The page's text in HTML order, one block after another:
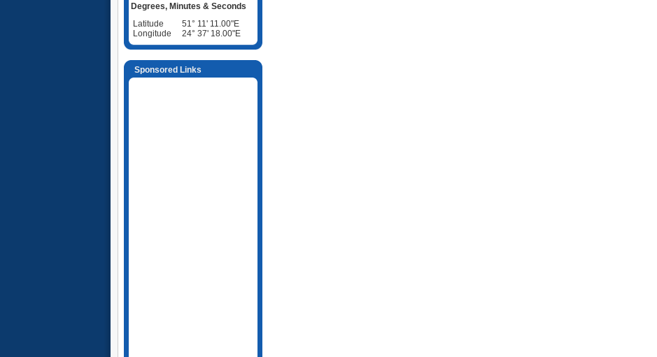
Degrees, Minutes & Seconds
Latitude
51° 11' 11.00"E
Longitude
24° 37' 18.00"E
Sponsored Links